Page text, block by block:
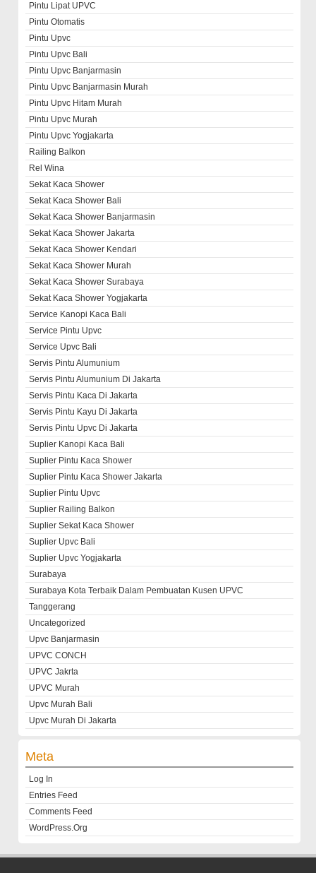
Pintu Lipat UPVC
Pintu Otomatis
Pintu Upvc
Pintu Upvc Bali
Pintu Upvc Banjarmasin
Pintu Upvc Banjarmasin Murah
Pintu Upvc Hitam Murah
Pintu Upvc Murah
Pintu Upvc Yogjakarta
Railing Balkon
Rel Wina
Sekat Kaca Shower
Sekat Kaca Shower Bali
Sekat Kaca Shower Banjarmasin
Sekat Kaca Shower Jakarta
Sekat Kaca Shower Kendari
Sekat Kaca Shower Murah
Sekat Kaca Shower Surabaya
Sekat Kaca Shower Yogjakarta
Service Kanopi Kaca Bali
Service Pintu Upvc
Service Upvc Bali
Servis Pintu Alumunium
Servis Pintu Alumunium Di Jakarta
Servis Pintu Kaca Di Jakarta
Servis Pintu Kayu Di Jakarta
Servis Pintu Upvc Di Jakarta
Suplier Kanopi Kaca Bali
Suplier Pintu Kaca Shower
Suplier Pintu Kaca Shower Jakarta
Suplier Pintu Upvc
Suplier Railing Balkon
Suplier Sekat Kaca Shower
Suplier Upvc Bali
Suplier Upvc Yogjakarta
Surabaya
Surabaya Kota Terbaik Dalam Pembuatan Kusen UPVC
Tanggerang
Uncategorized
Upvc Banjarmasin
UPVC CONCH
UPVC Jakrta
UPVC Murah
Upvc Murah Bali
Upvc Murah Di Jakarta
Meta
Log In
Entries Feed
Comments Feed
WordPress.org